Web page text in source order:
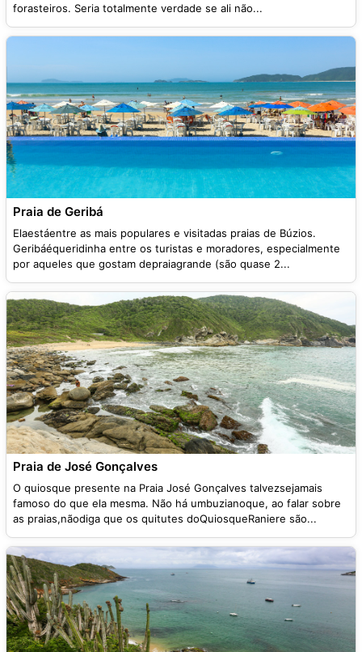
forasteiros. Seria totalmente verdade se ali não...
Praia de Geribá
Elaestáentre as mais populares e visitadas praias de Búzios.
Geribáéqueridinha entre os turistas e moradores, especialmente
por aqueles que gostam depraiagrande (são quase 2...
Praia de José Gonçalves
O quiosque presente na Praia José Gonçalves talvezsejamais
famoso do que ela mesma. Não há umbuzianoque, ao falar sobre
as praias,nãodiga que os quitutes doQuiosqueRaniere são...